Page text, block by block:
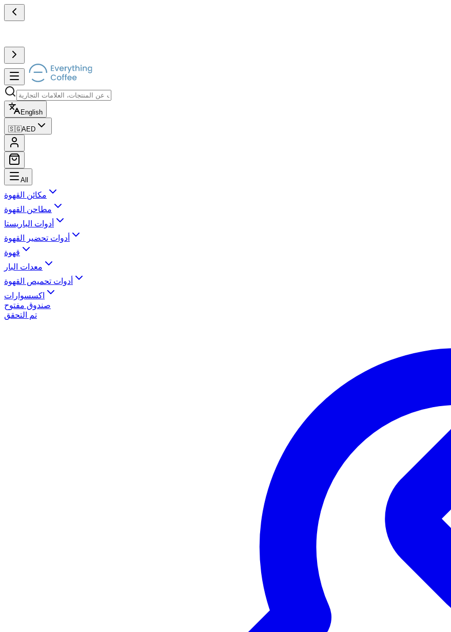
English
🇸🇬AED
All
مكائن القهوة
مطاحن القهوة
أدوات الباريستا
أدوات تحضير القهوة
قهوة
معدات البار
أدوات تحميص القهوة
اكسسوارات
صندوق مفتوح
تم التحقق